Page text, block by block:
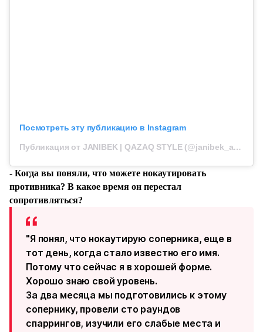
Посмотреть эту публикацию в Instagram
Публикация от JANIBEK | QAZAQ STYLE (@janibek_alimkhanuly)
- Когда вы поняли, что можете нокаутировать
противника? В какое время он перестал
сопротивляться?
"Я понял, что нокаутирую соперника, еще в
тот день, когда стало известно его имя.
Потому что сейчас я в хорошей форме.
Хорошо знаю свой уровень.
За два месяца мы подготовились к этому
сопернику, провели сто раундов
спаррингов, изучили его слабые места и